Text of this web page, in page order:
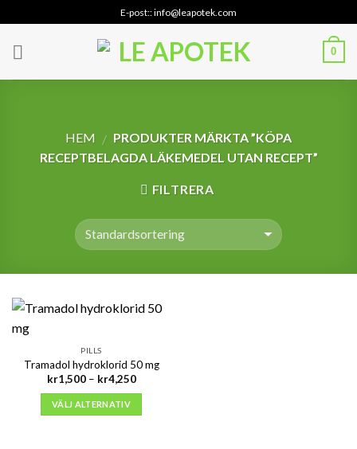
to
content
E-post:: info@leapotek.com
0
HEM / PRODUKTER MÄRKTA ”KÖPA
RECEPTBELAGDA LÄKEMEDEL UTAN RECEPT”
FILTRERA
PILLS
Tramadol hydroklorid 50 mg
kr1,500 – kr4,250Prisintervall:
VÄLJ ALTERNATIV